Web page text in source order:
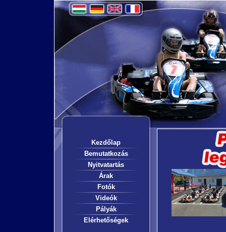
Kezdőlap
Bemutatkozás
Nyitvatartás
Árak
Fotók
Videók
Pályák
Elérhetőségek